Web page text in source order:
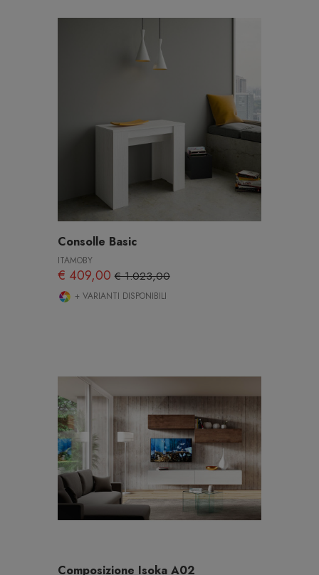
Consolle Basic
ITAMOBY
€ 409,00€ 1.023,00
+ VARIANTI DISPONIBILI
Composizione Isoka A02